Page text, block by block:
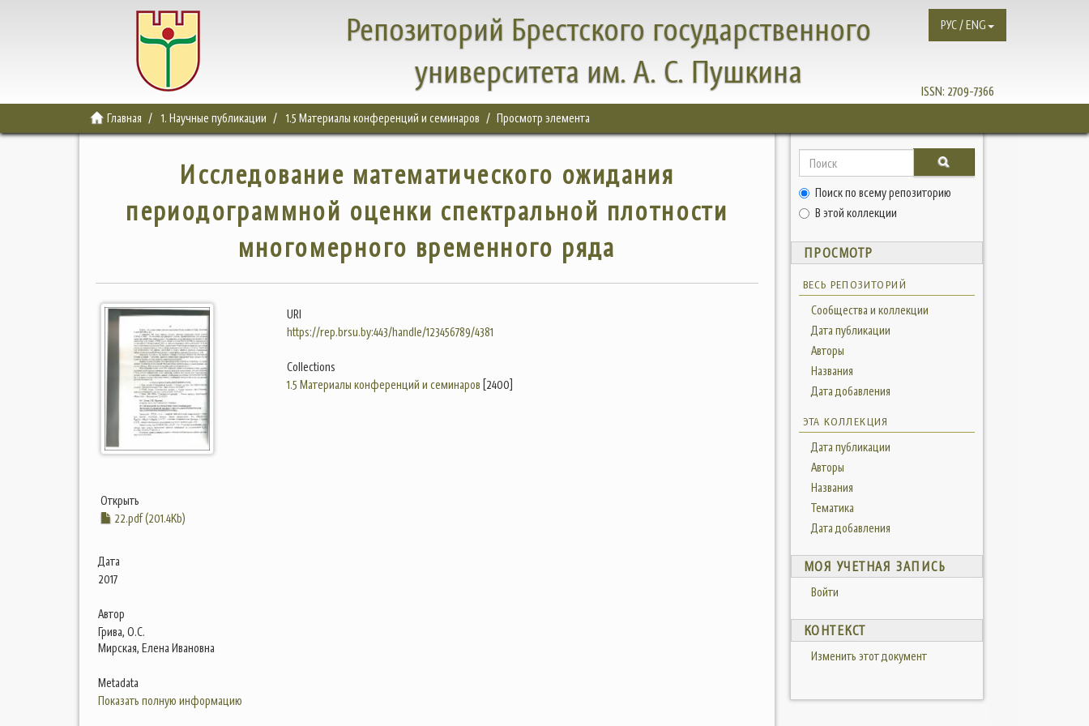
Репозиторий Брестского государственного
университета им. А. С. Пушкина
ISSN: 2709-7366
РУС / ENG
Главная 1. Научные публикации 1.5 Материалы конференций и семинаров Просмотр элемента
Исследование математического ожидания
периодограммной оценки спектральной плотности
многомерного временного ряда
Открыть
22.pdf (201.4Kb)
Дата
2017
Автор
Грива, О.С.
Мирская, Елена Ивановна
Metadata
Показать полную информацию
URI
https://rep.brsu.by:443/handle/123456789/4381
Collections
1.5 Материалы конференций и семинаров [2400]
Поиск по всему репозиторию
В этой коллекции
ПРОСМОТР
ВЕСЬ РЕПОЗИТОРИЙ
Сообщества и коллекции
Дата публикации
Авторы
Названия
Дата добавления
ЭТА КОЛЛЕКЦИЯ
Дата публикации
Авторы
Названия
Тематика
Дата добавления
МОЯ УЧЕТНАЯ ЗАПИСЬ
Войти
КОНТЕКСТ
Изменить этот документ